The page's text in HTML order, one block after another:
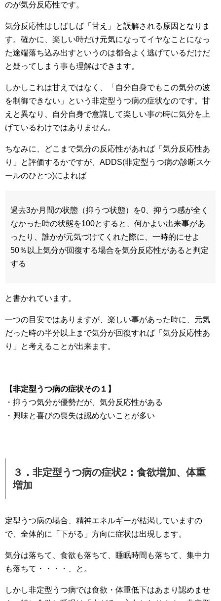
のが気分反応性です。
気分反応性はしばしば「甘え」と誤解される原因となりま
す。確かに、楽しい時だけ元気になってイヤなことになっ
た途端落ち込み出すというのは都合よく逃げているだけだ
と疑ってしまう事も理解はできます。
しかしこれは甘えではなく、「自分自身でもこの気分の波
を制御できない」という非定型うつ病の症状なのです。甘
えと異なり、自分自身で意識して楽しい事の時に気分を上
げているわけではありません。
ちなみに、どこまで気分の反応性があれば「気分反応性あ
り」と評価するかですが、ADDS(非定型うつ病の診断スケ
ールのひとつ)によれば
過去3か月間の状態（抑うつ状態）を0、抑うつ感が全く
なかった時の状態を100とすると、何かよい出来事があ
ったり、誰かが元気づけてくれた際に、一時的にせよ
50％以上気分が回復する場合を気分反応性があると判定
する
と書かれています。
一つの目安ではありますが、楽しい事があった時に、元気
だった時の半分以上まで気分が回復すれば「気分反応性あ
り」と考えることが出来ます。
【非定型うつ病の症状その１】
・抑うつ気分が優勢だが、気分反応性がある
・興味と喜びの喪失は認めないことが多い
３．非定型うつ病の症状2：食欲増加、体重
増加
定型うつ病の場合、精神エネルギーが枯渇していますの
で、全体的に「下がる」方向に症状は出現します。
気分は落ちて、食欲も落ちて、睡眠時間も落ちて、集中力
も落ちて・・・・、と。
しかし非定型うつ病では食欲・体重低下はあまり認めませ